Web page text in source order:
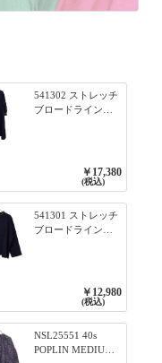
541302 ストレッチ
ブロードライン入
ワンピース 79ネイ
￥17,380
(税込)
541301 ストレッチ
ブロードライン入
リブプルオーバー
79ネイビー
￥12,980
(税込)
NSL25551 40s
POPLIN MEDIUM